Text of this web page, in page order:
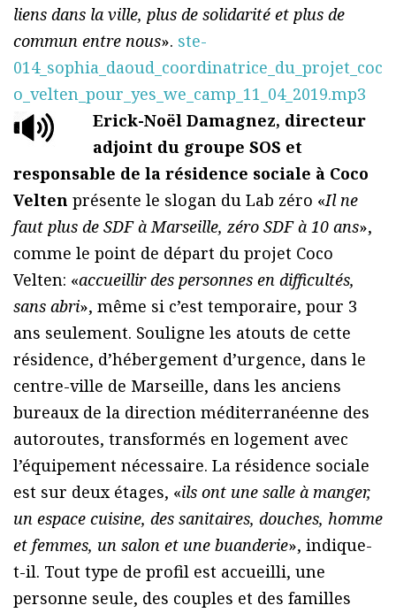
liens dans la ville, plus de solidarité et plus de
commun entre nous». ste-
014_sophia_daoud_coordinatrice_du_projet_coc
o_velten_pour_yes_we_camp_11_04_2019.mp3
Erick-Noël Damagnez, directeur
adjoint du groupe SOS et
responsable de la résidence sociale à Coco
Velten présente le slogan du Lab zéro «Il ne
faut plus de SDF à Marseille, zéro SDF à 10 ans»,
comme le point de départ du projet Coco
Velten: «accueillir des personnes en difficultés,
sans abri», même si c’est temporaire, pour 3
ans seulement. Souligne les atouts de cette
résidence, d’hébergement d’urgence, dans le
centre-ville de Marseille, dans les anciens
bureaux de la direction méditerranéenne des
autoroutes, transformés en logement avec
l’équipement nécessaire. La résidence sociale
est sur deux étages, «ils ont une salle à manger,
un espace cuisine, des sanitaires, douches, homme
et femmes, un salon et une buanderie», indique-
t-il. Tout type de profil est accueilli, une
personne seule, des couples et des familles